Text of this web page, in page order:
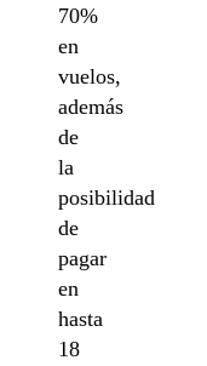
70%
en
vuelos,
además
de
la
posibilidad
de
pagar
en
hasta
18